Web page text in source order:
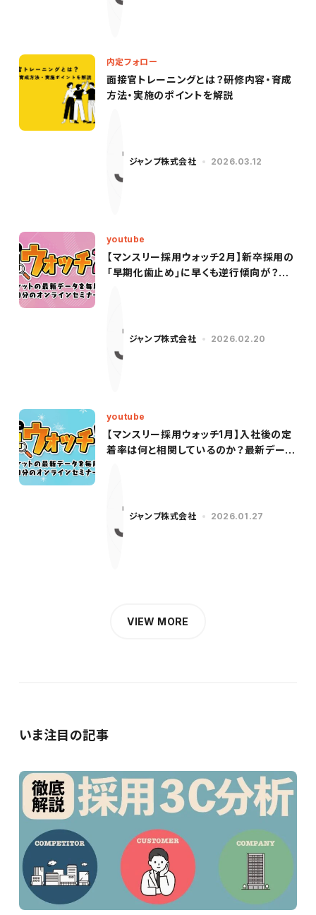
内定フォロー
面接官トレーニングとは？研修内容・育成
方法・実施のポイントを解説
ジャンプ株式会社 2026.03.12
youtube
【マンスリー採用ウォッチ2月】新卒採用の
「早期化歯止め」に早くも逆行傾向が？最
ジャンプ株式会社 2026.02.20
youtube
【マンスリー採用ウォッチ1月】入社後の定
着率は何と相関しているのか？最新データ
ジャンプ株式会社 2026.01.27
VIEW MORE
いま注目の記事